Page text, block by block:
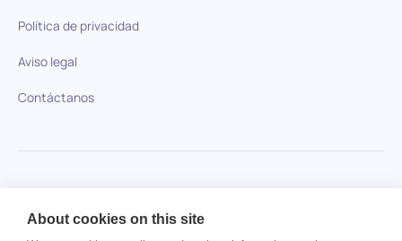
Política de privacidad
Aviso legal
Contáctanos
No se ha encontrado ningún artículo.
About cookies on this site